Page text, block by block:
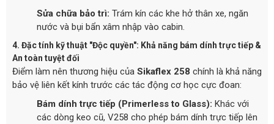
Sửa chữa bảo trì: Trám kín các khe hở thân xe, ngăn
nước và bụi bẩn xâm nhập vào cabin.
4. Đặc tính kỹ thuật "Độc quyền": Khả năng bám dính trực tiếp &
An toàn tuyệt đối
Điểm làm nên thương hiệu của Sikaflex 258 chính là khả năng
bảo vệ liên kết kính trước các tác động cơ học cực đoan:
Bám dính trực tiếp (Primerless to Glass): Khác với
các dòng keo cũ, V258 cho phép bám dính trực tiếp lên